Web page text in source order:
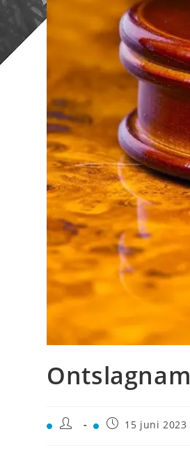
15 juni 2023